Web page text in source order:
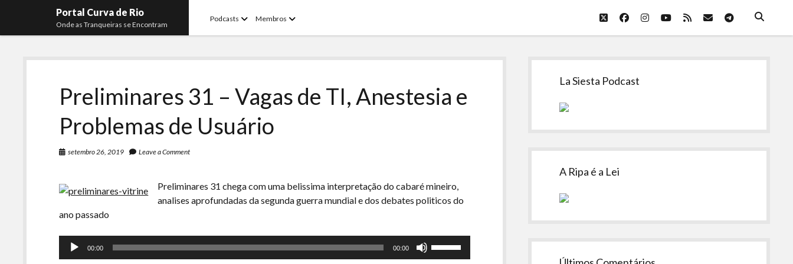
Portal Curva de Rio
Onde as Tranqueiras se Encontram
Podcasts openMembros open
twitterfacebookinstagram
youtube
rss emailtelegram
Preliminares 31 – Vagas de TI, Anestesia e
Problemas de Usuário
setembro 26, 2019 Leave a Comment
Preliminares 31 chega com uma belissima interpretação do cabaré mineiro,
analises aprofundadas da segunda guerra mundial e dos debates politicos do
ano passado
Tocador
00:00 00:00
Sidebar
La Siesta Podcast
A Ripa é a Lei